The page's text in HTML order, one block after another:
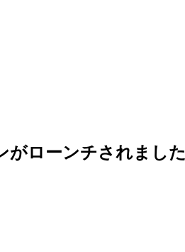
がローンチされました